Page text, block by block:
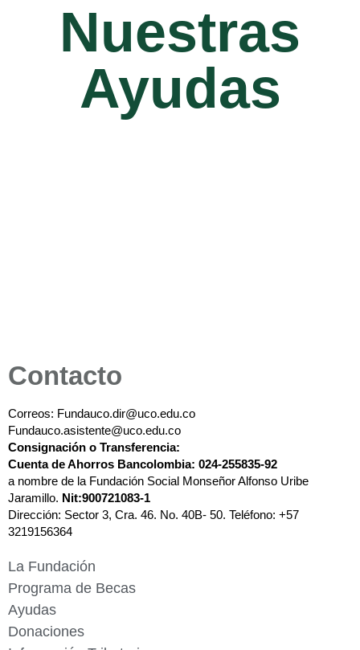
Nuestras
Ayudas
Contacto
Correos: Fundauco.dir@uco.edu.co
Fundauco.asistente@uco.edu.co
Consignación o Transferencia:
Cuenta de Ahorros Bancolombia: 024-255835-92
a nombre de la Fundación Social Monseñor Alfonso Uribe
Jaramillo. Nit:900721083-1
Dirección: Sector 3, Cra. 46. No. 40B- 50. Teléfono: +57
3219156364
La Fundación
Programa de Becas
Ayudas
Donaciones